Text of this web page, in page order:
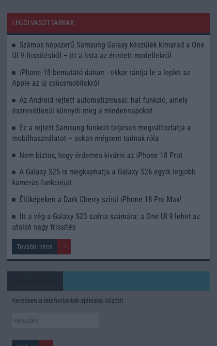
LEGOLVASOTTABBAK
Számos népszerű Samsung Galaxy készülék kimarad a One
UI 9 frissítésből – itt a lista az érintett modellekről
iPhone 18 bemutató dátum - ekkor rántja le a leplet az
Apple az új csúcsmobilokról
Az Android rejtett automatizmusai: hat funkció, amely
észrevétlenül könnyíti meg a mindennapokat
Ez a rejtett Samsung funkció teljesen megváltoztatja a
mobilhasználatot – sokan mégsem tudnak róla
Nem biztos, hogy érdemes kivárni az iPhone 18 Prot
A Galaxy S25 is megkaphatja a Galaxy S26 egyik legjobb
kamerás funkcióját
Élőképeken a Dark Cherry színű iPhone 18 Pro Max!
Itt a vég a Galaxy S23 széria számára: a One UI 9 lehet az
utolsó nagy frissítés
További hírek
Keressen a telefonboltok ajánlatai között!